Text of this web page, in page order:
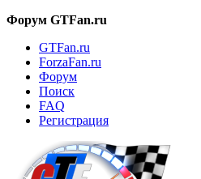
Форум GTFan.ru
GTFan.ru
ForzaFan.ru
Форум
Поиск
FAQ
Регистрация